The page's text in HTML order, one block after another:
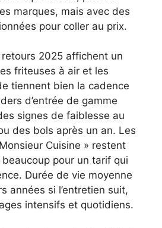
marques, mais avec des
pour coller au prix.
2025 affichent un
friteuses à air et les
tiennent bien la cadence
d’entrée de gamme
signes de faiblesse au
des bols après un an. Les
Cuisine » restent
beaucoup pour un tarif qui
Durée de vie moyenne
années si l’entretien suit,
intensifs et quotidiens.